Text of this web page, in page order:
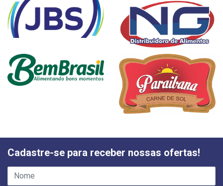
Cadastre-se para receber nossas ofertas!